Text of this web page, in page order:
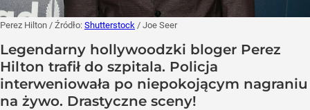
Perez Hilton / Źródło: Shutterstock / Joe Seer
Legendarny hollywoodzki bloger Perez
Hilton trafił do szpitala. Policja
interweniowała po niepokojącym nagraniu
na żywo. Drastyczne sceny!